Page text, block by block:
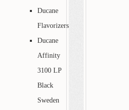
Ducane
Flavorizers
Ducane
Affinity
3100 LP
Black
Sweden